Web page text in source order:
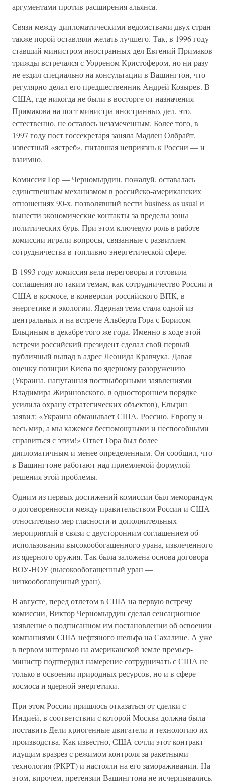
аргументами против расширения альянса.
Связи между дипломатическими ведомствами двух стран
также порой оставляли желать лучшего. Так, в 1996 году
ставший министром иностранных дел Евгений Примаков
трижды встречался с Уорреном Кристофером, но ни разу
не ездил специально на консультации в Вашингтон, что
регулярно делал его предшественник Андрей Козырев. В
США, где никогда не были в восторге от назначения
Примакова на пост министра иностранных дел, это,
естественно, не осталось незамеченным. Более того, в
1997 году пост госсекретаря заняла Мадлен Олбрайт,
известный «ястреб», питавшая неприязнь к России — и
взаимно.
Комиссия Гор — Черномырдин, пожалуй, оставалась
единственным механизмом в российско-американских
отношениях 90-х, позволявший вести business as usual и
вынести экономические контакты за пределы зоны
политических бурь. При этом ключевую роль в работе
комиссии играли вопросы, связанные с развитием
сотрудничества в топливно-энергетической сфере.
В 1993 году комиссия вела переговоры и готовила
соглашения по таким темам, как сотрудничество России и
США в космосе, в конверсии российского ВПК, в
энергетике и экологии. Ядерная тема стала одной из
центральных и на встрече Альберта Гора с Борисом
Ельциным в декабре того же года. Именно в ходе этой
встречи российский президент сделал свой первый
публичный выпад в адрес Леонида Кравчука. Давая
оценку позиции Киева по ядерному разоружению
(Украина, напуганная поствыборными заявлениями
Владимира Жириновского, в одностороннем порядке
усилила охрану стратегических объектов), Ельцин
заявил: «Украина обманывает США, Россию, Европу и
весь мир, а мы кажемся беспомощными и неспособными
справиться с этим!» Ответ Гора был более
дипломатичным и менее определенным. Он сообщил, что
в Вашингтоне работают над приемлемой формулой
решения этой проблемы.
Одним из первых достижений комиссии был меморандум
о договоренности между правительством России и США
относительно мер гласности и дополнительных
мероприятий в связи с двусторонним соглашением об
использовании высокообогащенного урана, извлеченного
из ядерного оружия. Так была заложена основа договора
ВОУ-НОУ (высокообогащенный уран —
низкообогащенный уран).
В августе, перед отлетом в США на первую встречу
комиссии, Виктор Черномырдин сделал сенсационное
заявление о подписанном им постановлении об освоении
компаниями США нефтяного шельфа на Сахалине. А уже
в первом интервью на американской земле премьер-
министр подтвердил намерение сотрудничать с США не
только в освоении природных ресурсов, но и в сфере
космоса и ядерной энергетики.
При этом России пришлось отказаться от сделки с
Индией, в соответствии с которой Москва должна была
поставить Дели криогенные двигатели и технологию их
производства. Как известно, США сочли этот контракт
идущим вразрез с режимом контроля за ракетными
технология (РКРТ) и настояли на его замораживании. На
этом, впрочем, претензии Вашингтона не исчерпывались.